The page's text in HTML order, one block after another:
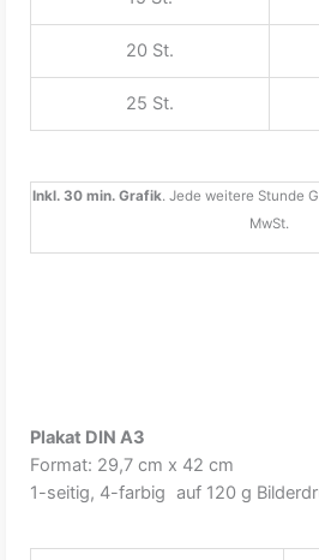
20 St.
25 St.
Inkl. 30 min. Grafik. Jede weitere Stunde
MwSt.
Plakat DIN A3
Format: 29,7 cm x 42 cm
1-seitig, 4-farbig auf 120 g